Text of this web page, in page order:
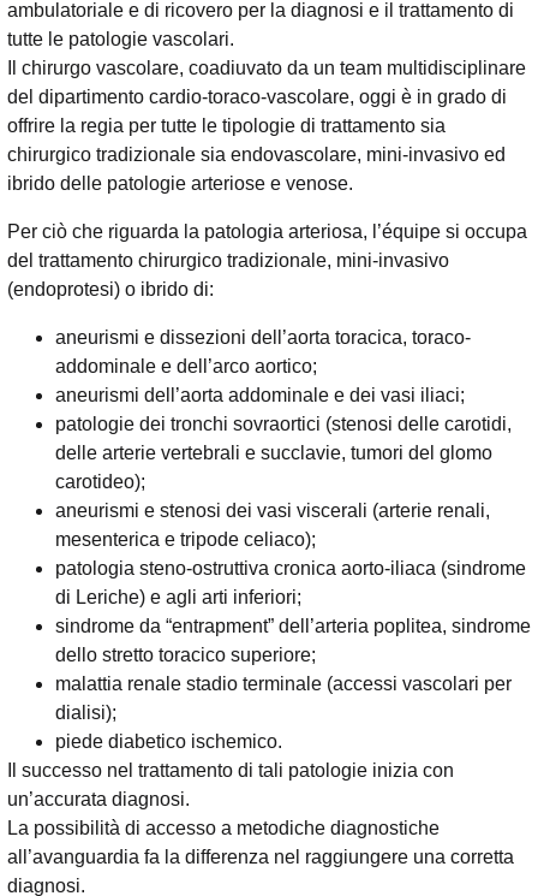
ambulatoriale e di ricovero per la diagnosi e il trattamento di
tutte le patologie vascolari.
Il chirurgo vascolare, coadiuvato da un team multidisciplinare
del dipartimento cardio-toraco-vascolare, oggi è in grado di
offrire la regia per tutte le tipologie di trattamento sia
chirurgico tradizionale sia endovascolare, mini-invasivo ed
ibrido delle patologie arteriose e venose.
Per ciò che riguarda la patologia arteriosa, l’équipe si occupa
del trattamento chirurgico tradizionale, mini-invasivo
(endoprotesi) o ibrido di:
aneurismi e dissezioni dell’aorta toracica, toraco-
addominale e dell’arco aortico;
aneurismi dell’aorta addominale e dei vasi iliaci;
patologie dei tronchi sovraortici (stenosi delle carotidi,
delle arterie vertebrali e succlavie, tumori del glomo
carotideo);
aneurismi e stenosi dei vasi viscerali (arterie renali,
mesenterica e tripode celiaco);
patologia steno-ostruttiva cronica aorto-iliaca (sindrome
di Leriche) e agli arti inferiori;
sindrome da “entrapment” dell’arteria poplitea, sindrome
dello stretto toracico superiore;
malattia renale stadio terminale (accessi vascolari per
dialisi);
piede diabetico ischemico.
Il successo nel trattamento di tali patologie inizia con
un’accurata diagnosi.
La possibilità di accesso a metodiche diagnostiche
all’avanguardia fa la differenza nel raggiungere una corretta
diagnosi.